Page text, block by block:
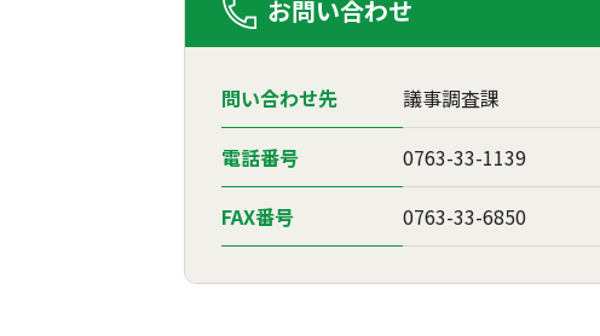
お問い合わせ
問い合わせ先 議事調査課
電話番号 0763-33-1139
FAX番号 0763-33-6850